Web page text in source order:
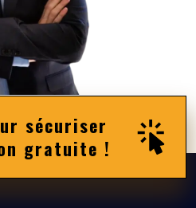
sécuriser
gratuite !